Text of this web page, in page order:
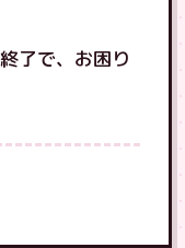
了で、お困り